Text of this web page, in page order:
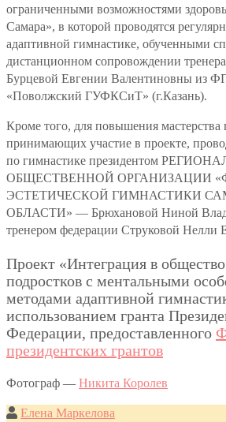
ограниченными возможностями
Самара», в которой проводятся
адаптивной гимнастике, обученными
дистанционном сопровождении
Бурцевой Евгении Валентиновны из
«Поволжский ГУФКСиТ» (г.Казань).
Кроме того, для повышения мастерства
принимающих участие в проекте,
по гимнастике президентом
ОБЩЕСТВЕННОЙ ОРГАНИЗАЦИИ
ЭСТЕТИЧЕСКОЙ ГИМНАСТИКИ
ОБЛАСТИ» — Брюхановой Ниной
тренером федерации Струковой Нелли
Проект «Интеграция в
подростков с ментальными
методами адаптивной
использованием гранта
Федерации, предоставленного
президентских грантов
Фотограф — Никита Королев
Елена Маркелова